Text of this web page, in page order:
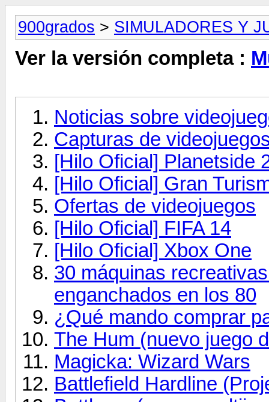
900grados > SIMULADORES Y
Ver la versión completa :
Noticias sobre
Capturas de
[Hilo Oficial] Planetside
[Hilo Oficial] Gran
Ofertas de videojuegos
[Hilo Oficial] FIFA 14
[Hilo Oficial] Xbox One
30 máquinas
enganchados en los 80
¿Qué mando comprar
The Hum (nuevo juego
Magicka: Wizard Wars
Battlefield Hardline